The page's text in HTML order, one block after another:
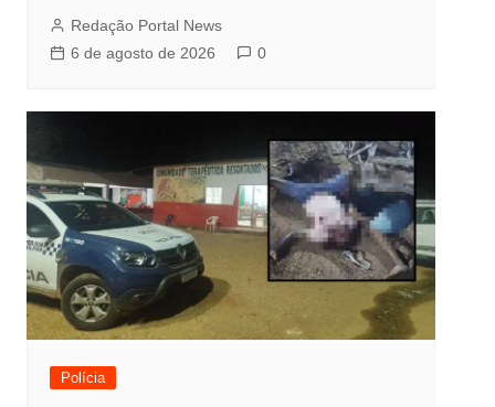
Redação Portal News
6 de agosto de 2026
0
Polícia